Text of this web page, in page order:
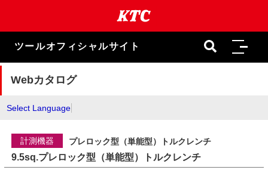
ま
キ
ツールオフィシャルサイト
Webカタログ
Select Language
計測機器 プレロック型（単能型）トルクレンチ
9.5sq.プレロック型（単能型）トルクレンチ